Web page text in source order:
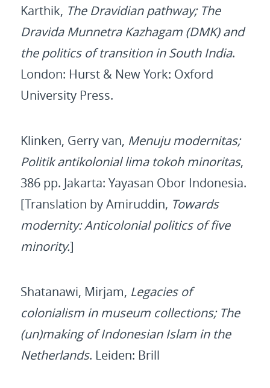
Karthik, The Dravidian pathway; The
Dravida Munnetra Kazhagam (DMK) and
the politics of transition in South India.
London: Hurst & New York: Oxford
University Press.
Klinken, Gerry van, Menuju modernitas;
Politik antikolonial lima tokoh minoritas,
386 pp. Jakarta: Yayasan Obor Indonesia.
[Translation by Amiruddin, Towards
modernity: Anticolonial politics of five
minority.]
Shatanawi, Mirjam, Legacies of
colonialism in museum collections; The
(un)making of Indonesian Islam in the
Netherlands. Leiden: Brill